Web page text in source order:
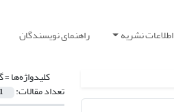
اطلاعات نشریه راهنمای نویسندگان
کلیدواژه‌ها =
تعداد مقالات: 1